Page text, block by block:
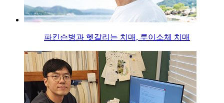
파킨슨병과 헷갈리는 치매, 루이소체 치매